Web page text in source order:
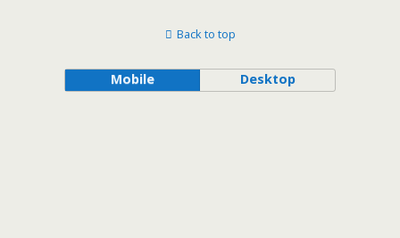
Back to top
Mobile Desktop